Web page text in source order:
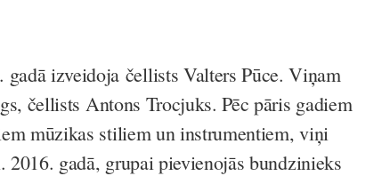
izveidoja čellists Valters Pūce. Viņam
čellists Antons Trocjuks. Pēc pāris gadiem
mūzikas stiliem un instrumentiem, viņi
gadā, grupai pievienojās bundzinieks